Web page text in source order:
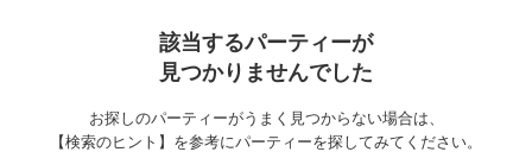
該当するパーティーが
見つかりませんでした
お探しのパーティーがうまく見つからない場合は、
【検索のヒント】を参考にパーティーを探してみてください。